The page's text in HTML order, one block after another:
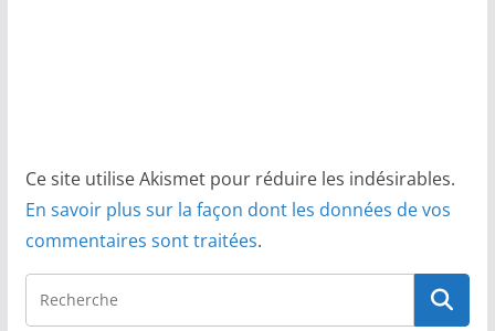
Ce site utilise Akismet pour réduire les indésirables.
En savoir plus sur la façon dont les données de vos
commentaires sont traitées.